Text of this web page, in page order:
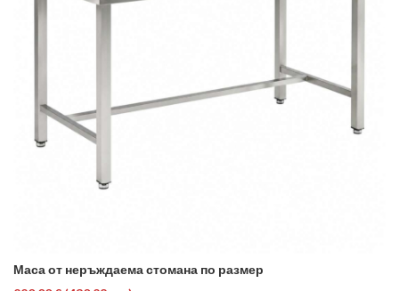
Маса от неръждаема стомана по размер